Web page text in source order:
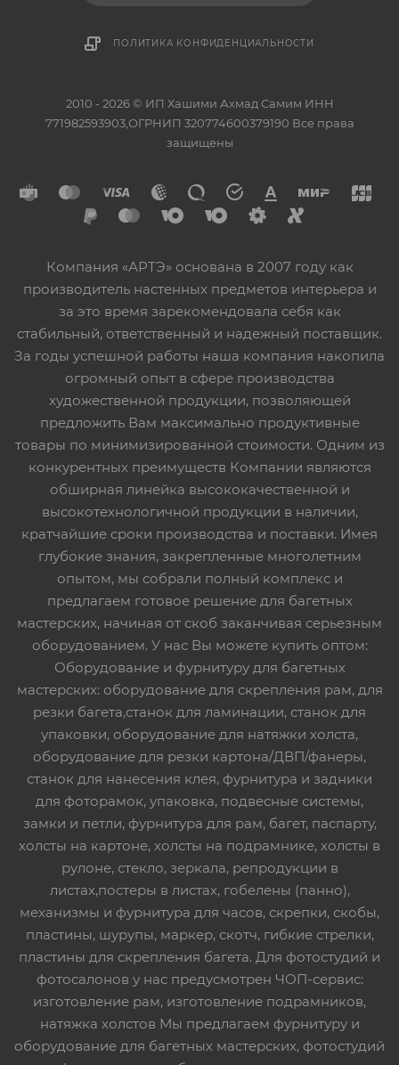
ПОЛИТИКА КОНФИДЕНЦИАЛЬНОСТИ
2010 - 2026 © ИП Хашими Ахмад Самим ИНН
771982593903,ОГРНИП 320774600379190 Все права
защищены
Компания «АРТЭ» основана в 2007 году как
производитель настенных предметов интерьера и
за это время зарекомендовала себя как
стабильный, ответственный и надежный поставщик.
За годы успешной работы наша компания накопила
огромный опыт в сфере производства
художественной продукции, позволяющей
предложить Вам максимально продуктивные
товары по минимизированной стоимости. Одним из
конкурентных преимуществ Компании являются
обширная линейка высококачественной и
высокотехнологичной продукции в наличии,
кратчайшие сроки производства и поставки. Имея
глубокие знания, закрепленные многолетним
опытом, мы собрали полный комплекс и
предлагаем готовое решение для багетных
мастерских, начиная от скоб заканчивая серьезным
оборудованием. У нас Вы можете купить оптом:
Оборудование и фурнитуру для багетных
мастерских: оборудование для скрепления рам, для
резки багета,станок для ламинации, станок для
упаковки, оборудование для натяжки холста,
оборудование для резки картона/ДВП/фанеры,
станок для нанесения клея, фурнитура и задники
для фоторамок, упаковка, подвесные системы,
замки и петли, фурнитура для рам, багет, паспарту,
холсты на картоне, холсты на подрамнике, холсты в
рулоне, стекло, зеркала, репродукции в
листах,постеры в листах, гобелены (панно),
механизмы и фурнитура для часов, скрепки, скобы,
пластины, шурупы, маркер, скотч, гибкие стрелки,
пластины для скрепления багета. Для фотостудий и
фотосалонов у нас предусмотрен ЧОП-сервис:
изготовление рам, изготовление подрамников,
натяжка холстов Мы предлагаем фурнитуру и
оборудование для багетных мастерских, фотостудий